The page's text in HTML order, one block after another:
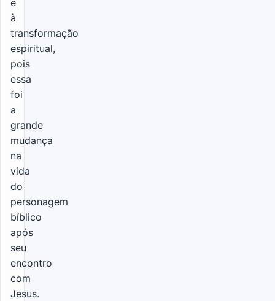
e
à
transformação
espiritual,
pois
essa
foi
a
grande
mudança
na
vida
do
personagem
bíblico
após
seu
encontro
com
Jesus.